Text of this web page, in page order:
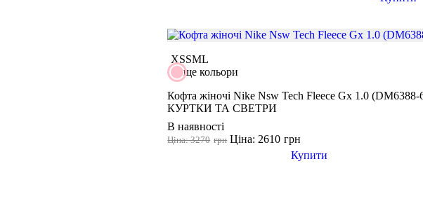
XSSML
ще кольори
Кофта жіночі Nike Nsw Tech Fleece Gx 1.0 (DM6388-
КУРТКИ ТА СВЕТРИ
В наявності
грн
Ціна: 3270 грн
Ціна: 2610
Купити